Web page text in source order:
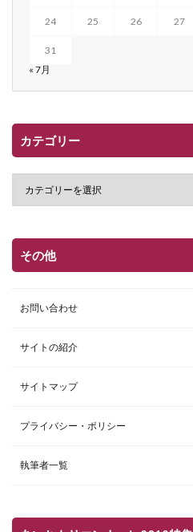
24 25 26 27
31
« 7月
カテゴリー
その他
お問い合わせ
サイトの紹介
サイトマップ
プライバシー・ポリシー
執筆者一覧